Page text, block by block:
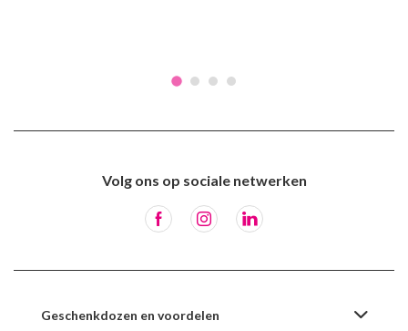
Volg ons op sociale netwerken
Geschenkdozen en voordelen